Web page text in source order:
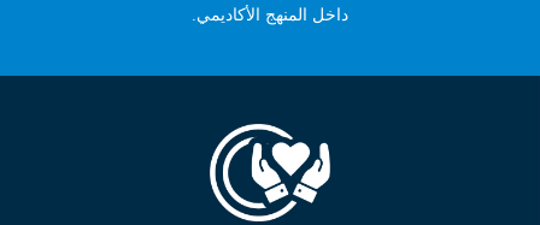
داخل المنهج الأكاديمي.